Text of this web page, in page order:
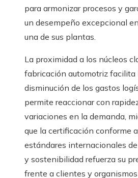
para armonizar procesos y
un desempeño excepcional
una de sus plantas.
La proximidad a los núcleos
fabricación automotriz facilita
disminución de los gastos
permite reaccionar con
variaciones en la demanda,
que la certificación conforme a
estándares internacionales
y sostenibilidad refuerza su
frente a clientes y organismos